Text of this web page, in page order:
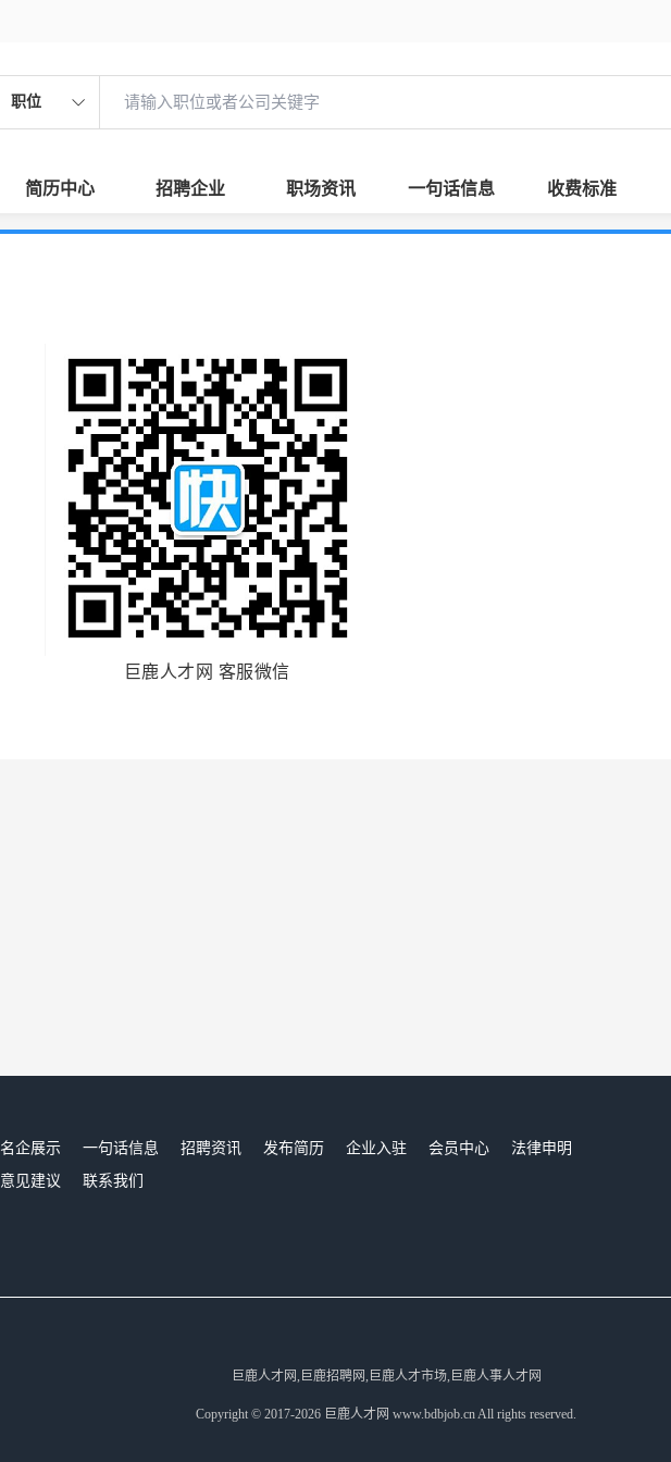
职位
简历中心 招聘企业 职场资讯 一句话信息 收费标准
巨鹿人才网 客服微信
名企展示 一句话信息 招聘资讯 发布简历 企业入驻 会员中心
法律申明
意见建议 联系我们
巨鹿人才网,巨鹿招聘网,巨鹿人才市场,巨鹿人事人才网
Copyright © 2017-2026 巨鹿人才网 www.bdbjob.cn All rights reserved.